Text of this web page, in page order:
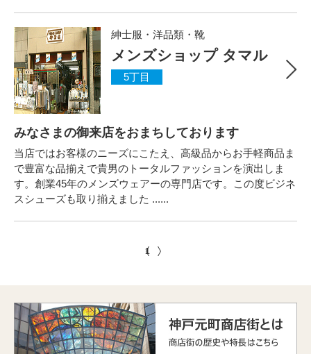
紳士服・洋品類・靴
メンズショップ タマル
5丁目
みなさまの御来店をおまちしております
当店ではお客様のニーズにこたえ、高級品からお手軽商品ま
で豊富な品揃えで貴男のトータルファッションを演出しま
す。創業45年のメンズウェアーの専門店です。この度ビジネ
スシューズも取り揃えました ......
1